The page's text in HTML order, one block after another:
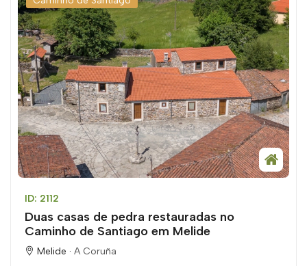
ID: 2112
Duas casas de pedra restauradas no
Caminho de Santiago em Melide
Melide · A Coruña